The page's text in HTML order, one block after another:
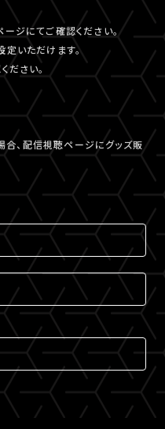
ジにてご確認ください。
定いただけます。
ださい。
、配信視聴ページにグッズ販